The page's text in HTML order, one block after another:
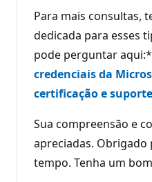
Para mais consultas,
dedicada para esses
pode perguntar
credenciais da
certificação e
Sua compreensão e
apreciadas. Obrigado
tempo. Tenha um